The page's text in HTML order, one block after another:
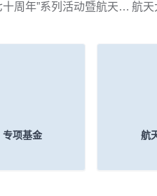
周年”系列活动暨航天公 航天
专项基金 航